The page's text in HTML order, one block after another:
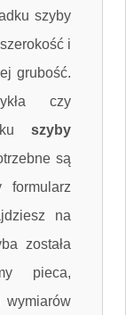
szyby
i
grubość.
czy
szyby
są
formularz
na
została
pieca,
wymiarów